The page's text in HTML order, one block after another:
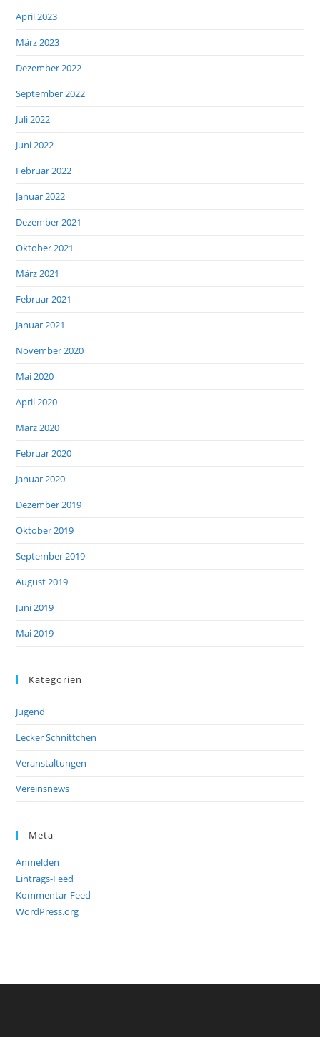
April 2023
März 2023
Dezember 2022
September 2022
Juli 2022
Juni 2022
Februar 2022
Januar 2022
Dezember 2021
Oktober 2021
März 2021
Februar 2021
Januar 2021
November 2020
Mai 2020
April 2020
März 2020
Februar 2020
Januar 2020
Dezember 2019
Oktober 2019
September 2019
August 2019
Juni 2019
Mai 2019
Kategorien
Jugend
Lecker Schnittchen
Veranstaltungen
Vereinsnews
Meta
Anmelden
Eintrags-Feed
Kommentar-Feed
WordPress.org